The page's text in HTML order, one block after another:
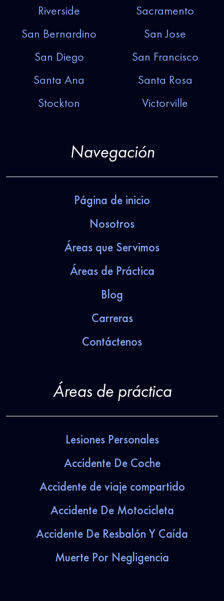
Riverside
Sacramento
San Bernardino
San Jose
San Diego
San Francisco
Santa Ana
Santa Rosa
Stockton
Victorville
Navegación
Página de inicio
Nosotros
Áreas que Servimos
Áreas de Práctica
Blog
Carreras
Contáctenos
Áreas de práctica
Lesiones Personales
Accidente De Coche
Accidente de viaje compartido
Accidente De Motocicleta
Accidente De Resbalón Y Caída
Muerte Por Negligencia